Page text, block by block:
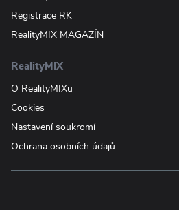
Registrace RK
RealityMIX MAGAZÍN
RealityMIX
O RealityMIXu
Cookies
Nastavení soukromí
Ochrana osobních údajů